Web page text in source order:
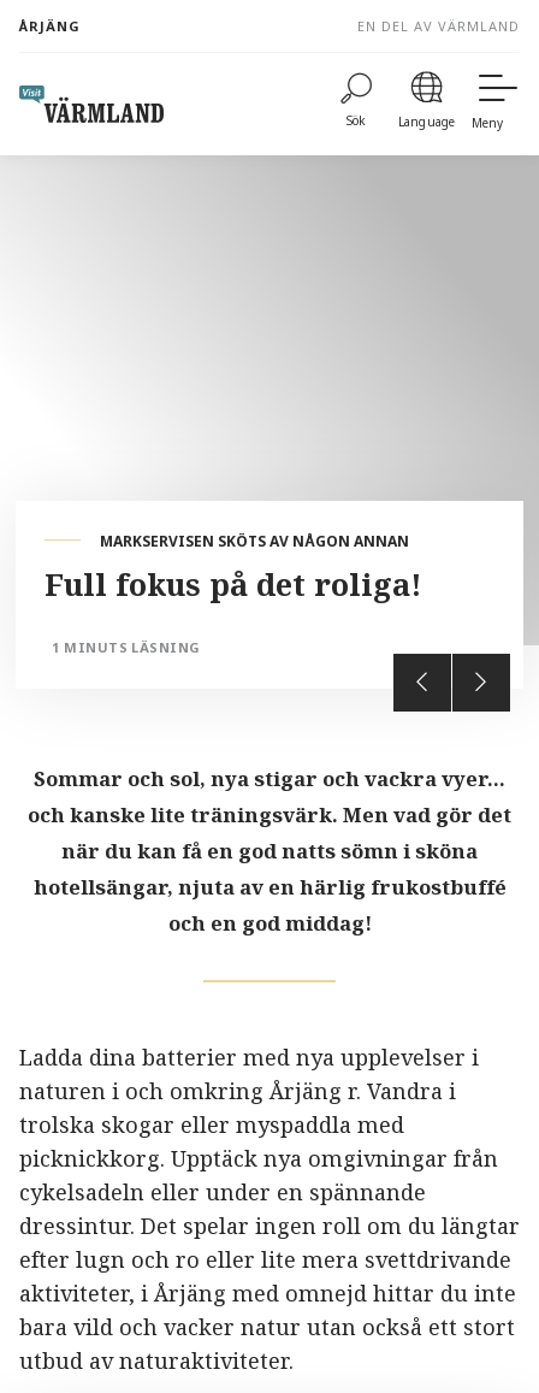
content
ÅRJÄNG EN DEL AV VÄRMLAND
Sök Language Meny
MARKSERVISEN SKÖTS AV NÅGON ANNAN
Full fokus på det roliga!
1 MINUTS LÄSNING
Sommar och sol, nya stigar och vackra vyer...
och kanske lite träningsvärk. Men vad gör det
när du kan få en god natts sömn i sköna
hotellsängar, njuta av en härlig frukostbuffé
och en god middag!
Ladda dina batterier med nya upplevelser i
naturen i och omkring Årjäng r. Vandra i
trolska skogar eller myspaddla med
picknickkorg. Upptäck nya omgivningar från
cykelsadeln eller under en spännande
dressintur. Det spelar ingen roll om du längtar
efter lugn och ro eller lite mera svettdrivande
aktiviteter, i Årjäng med omnejd hittar du inte
bara vild och vacker natur utan också ett stort
utbud av naturaktiviteter.